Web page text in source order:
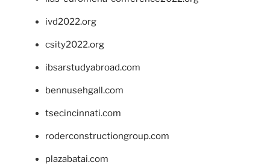
ivd2022.org
csity2022.org
ibsarstudyabroad.com
bennusehgall.com
tsecincinnati.com
roderconstructiongroup.com
plazabatai.com